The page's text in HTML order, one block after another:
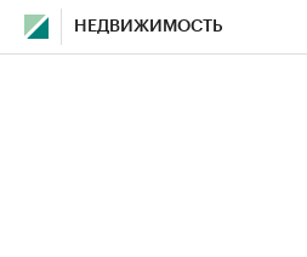
НЕДВИЖИМОСТЬ